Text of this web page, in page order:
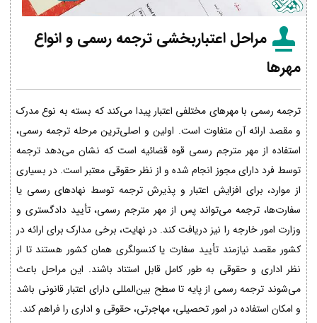
مراحل اعتباربخشی ترجمه رسمی و انواع
مهرها
ترجمه رسمی با مهرهای مختلفی اعتبار پیدا می‌کند که بسته به نوع مدرک
و مقصد ارائه آن متفاوت است. اولین و اصلی‌ترین مرحله ترجمه رسمی،
استفاده از مهر مترجم رسمی قوه قضائیه است که نشان می‌دهد ترجمه
توسط فرد دارای مجوز انجام شده و از نظر حقوقی معتبر است. در بسیاری
از موارد، برای افزایش اعتبار و پذیرش ترجمه توسط نهادهای رسمی یا
سفارت‌ها، ترجمه می‌تواند پس از مهر مترجم رسمی، تأیید دادگستری و
وزارت امور خارجه را نیز دریافت کند. در نهایت، برخی مدارک برای ارائه در
کشور مقصد نیازمند تأیید سفارت یا کنسولگری همان کشور هستند تا از
نظر اداری و حقوقی به طور کامل قابل استناد باشند. این مراحل باعث
می‌شوند ترجمه رسمی از پایه تا سطح بین‌المللی دارای اعتبار قانونی باشد
و امکان استفاده در امور تحصیلی، مهاجرتی، حقوقی و اداری را فراهم کند.